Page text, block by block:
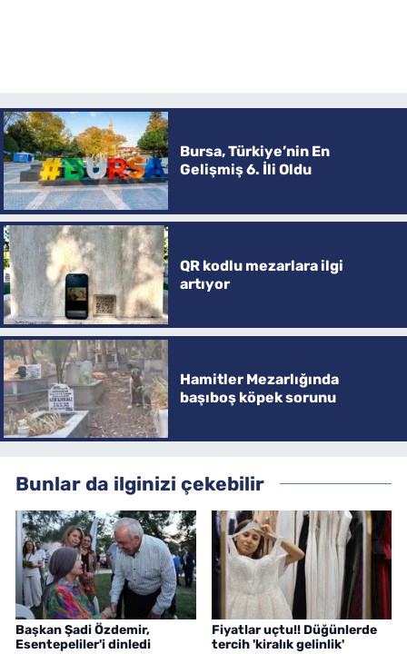
Bursa, Türkiye’nin En
Gelişmiş 6. İli Oldu
QR kodlu mezarlara ilgi
artıyor
Hamitler Mezarlığında
başıboş köpek sorunu
Bunlar da ilginizi çekebilir
Başkan Şadi Özdemir,
Esentepeliler'i dinledi
Fiyatlar uçtu!! Düğünlerde
tercih 'kiralık gelinlik'